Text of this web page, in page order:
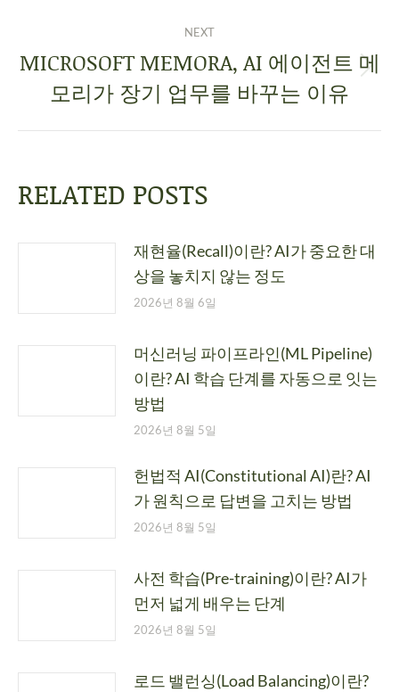
NEXT
MICROSOFT MEMORA, AI 에이전트 메
모리가 장기 업무를 바꾸는 이유
RELATED POSTS
재현율(Recall)이란? AI가 중요한 대
상을 놓치지 않는 정도
2026년 8월 6일
머신러닝 파이프라인(ML Pipeline)
이란? AI 학습 단계를 자동으로 잇는
방법
2026년 8월 5일
헌법적 AI(Constitutional AI)란? AI
가 원칙으로 답변을 고치는 방법
2026년 8월 5일
사전 학습(Pre-training)이란? AI가
먼저 넓게 배우는 단계
2026년 8월 5일
로드 밸런싱(Load Balancing)이란?